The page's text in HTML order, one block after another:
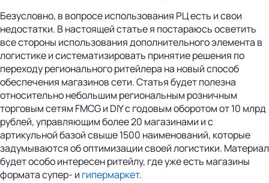
Безусловно, в вопросе использования РЦ есть и свои
недостатки. В настоящей статье я постараюсь осветить
все стороны использования дополнительного элемента в
логистике и систематизировать принятие решения по
переходу регионального ритейлера на новый способ
обеспечения магазинов сети. Статья будет полезна
относительно небольшим региональным розничным
торговым сетям FMCG и DIY с годовым оборотом от 10 млрд
рублей, управляющим более 20 магазинами и с
артикульной базой свыше 1500 наименований, которые
задумываются об оптимизации своей логистики. Материал
будет особо интересен ритейлу, где уже есть магазины
формата супер- и гипермаркет.